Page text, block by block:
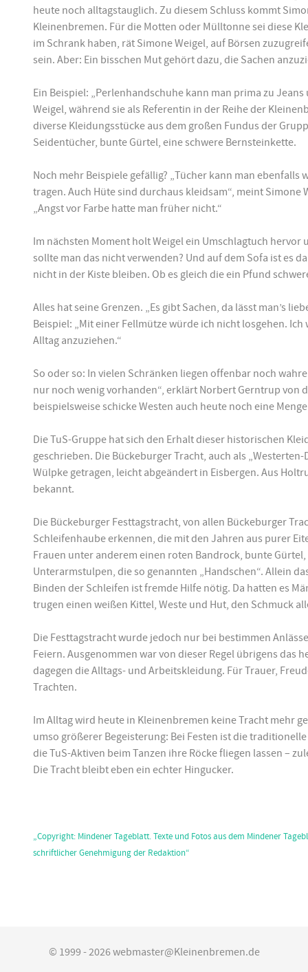
heute noch alltagstauglich. Zu diesem Schluss kommt
Kleinenbremen. Für die Motten oder Mülltonne sei diese
im Schrank haben, rät Simone Weigel, auf Börsen
sein. Aber: Ein bisschen Mut gehört dazu, die Sachen
Ein Beispiel: „Perlenhandschuhe kann man prima zu
Weigel, während sie als Referentin in der Reihe der
diverse Kleidungsstücke aus dem großen Fundus der
Seidentücher, bunte Gürtel, eine schwere Bernsteinkette.
Noch mehr Beispiele gefällig? „Tücher kann man
tragen. Auch Hüte sind durchaus kleidsam“, meint
„Angst vor Farbe hatte man früher nicht.“
Im nächsten Moment holt Weigel ein Umschlagtuch
sollte man das nicht verwenden? Und auf dem Sofa ist es
nicht in der Kiste bleiben. Ob es gleich die ein Pfund
Alles hat seine Grenzen. „Es gibt Sachen, da lässt man’s
Beispiel: „Mit einer Fellmütze würde ich nicht losgehen.
Alltag anzuziehen.“
So oder so: In vielen Schränken liegen offenbar noch
nur noch wenig vorhanden“, erklärt Norbert Gerntrup von
beispielsweise schicke Westen auch heute noch eine
Die TuS-Gruppe hat sich den Erhalt dieser historischen
geschrieben. Die Bückeburger Tracht, auch als
Wülpke getragen, leicht abgeändert in Eisbergen. Aus
bekannt.
Die Bückeburger Festtagstracht, von allen Bückeburger
Schleifenhaube erkennen, die mit den Jahren aus purer
Frauen unter anderem einen roten Bandrock, bunte
Unterarmstulpen, die so genannten „Handschen“. Allein
Binden der Schleifen ist fremde Hilfe nötig. Da hatten es
trugen einen weißen Kittel, Weste und Hut, den Schmuck
Die Festtagstracht wurde jedoch nur bei bestimmen
Feiern. Ausgenommen war von dieser Regel übrigens das
dagegen die Alltags- und Arbeitskleidung. Für Trauer,
Trachten.
Im Alltag wird heute in Kleinenbremen keine Tracht mehr
umso größerer Begeisterung: Bei Festen ist die
die TuS-Aktiven beim Tanzen ihre Röcke fliegen lassen –
Die Tracht bleibt eben ein echter Hingucker.
„Copyright: Mindener Tageblatt. Texte und Fotos aus dem Mindener
schriftlicher Genehmigung der Redaktion“
© 1999 - 2026 webmaster@Kleinenbremen.de